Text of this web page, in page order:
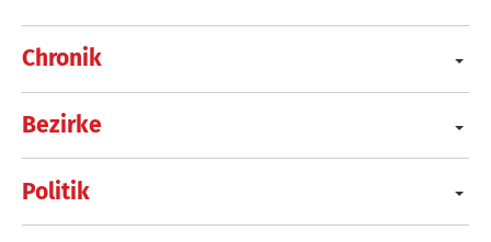
Chronik
Bezirke
Politik